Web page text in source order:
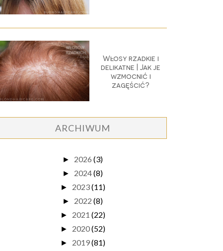
Włosy rzadkie i
delikatne | Jak je
wzmocnić i
zagęścić?
ARCHIWUM
► 2026 (3)
► 2024(8)
► 2023(11)
► 2022 (8)
► 2021 (22)
► 2020(52)
► 2019(81)